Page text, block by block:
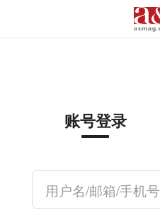
账号登录